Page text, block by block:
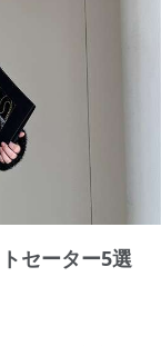
セーター5選